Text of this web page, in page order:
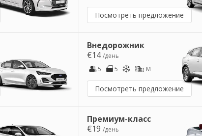
Посмотреть предложение
Внедорожник
€14/день
5
5 M
Посмотреть предложение
Премиум-класс
€19/день